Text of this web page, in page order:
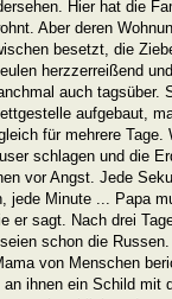
Hier hat die
Aber deren
besetzt, die
herzzerreißend
auch tagsüber.
aufgebaut,
für mehrere Tage.
schlagen und die
vor Angst. Jede
jede Minute ... Papa
er sagt. Nach drei
schon die
von Menschen
an ihnen ein Schild mit